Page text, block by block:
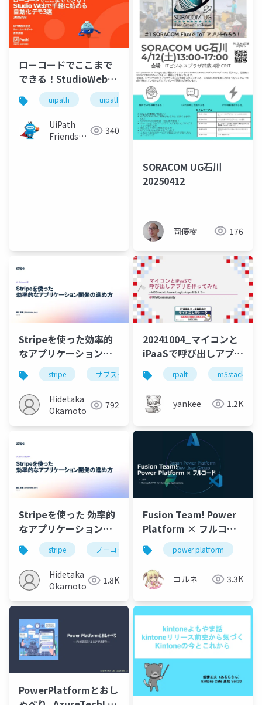
ローコードでここまで
できる！StudioWebで
手軽に始める自動化デ
モ3選
uipath uipathfriends
UiPath
Friends
340
SORACOM UG石川
20250412
岡優樹 176
Stripeを使った効率的
なアプリケーション開
発の進め方
stripe サブスクリプション
Hidetaka
Okamoto
792
20241004_マイコンと
iPaaSで呼び出しアプリ
を作ってみた
rpalt m5stack
yankee 1.2K
Stripeを使った 効率的
なアプリケーション開
発の進め方
stripe ノーコード 開発生産性
Hidetaka
Okamoto
1.8K
Fusion Team! Power
Platform × フルコー
ド
power platform
コルネ 3.3K
PowerPlatformとおし